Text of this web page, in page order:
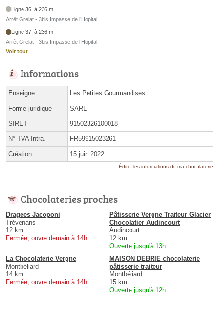
Ligne 36, à 236 m
Arrêt Grelat - 3bis Impasse de l’Hopital
Ligne 37, à 236 m
Arrêt Grelat - 3bis Impasse de l’Hopital
Voir tout
Informations
Enseigne Les Petites Gourmandises
Forme juridique SARL
SIRET 91502326100018
N° TVA Intra. FR59915023261
Création 15 juin 2022
Éditer les informations de ma chocolaterie
Chocolateries proches
Dragees Jacoponi
Trévenans
12 km
Fermée, ouvre demain à 14h
Pâtisserie Vergne Traiteur Glacier
Chocolatier Audincourt
Audincourt
12 km
Ouverte jusqu'à 13h
La Chocolaterie Vergne
Montbéliard
14 km
Fermée, ouvre demain à 14h
MAISON DEBRIE chocolaterie
pâtisserie traiteur
Montbéliard
15 km
Ouverte jusqu'à 12h